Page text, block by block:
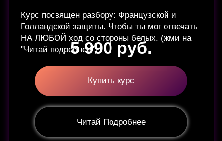
Хочешь
заниматься
индивидуально?
Я обучаю уже около 7 лет и за
это время помог добиться
результатов более, чем сотне